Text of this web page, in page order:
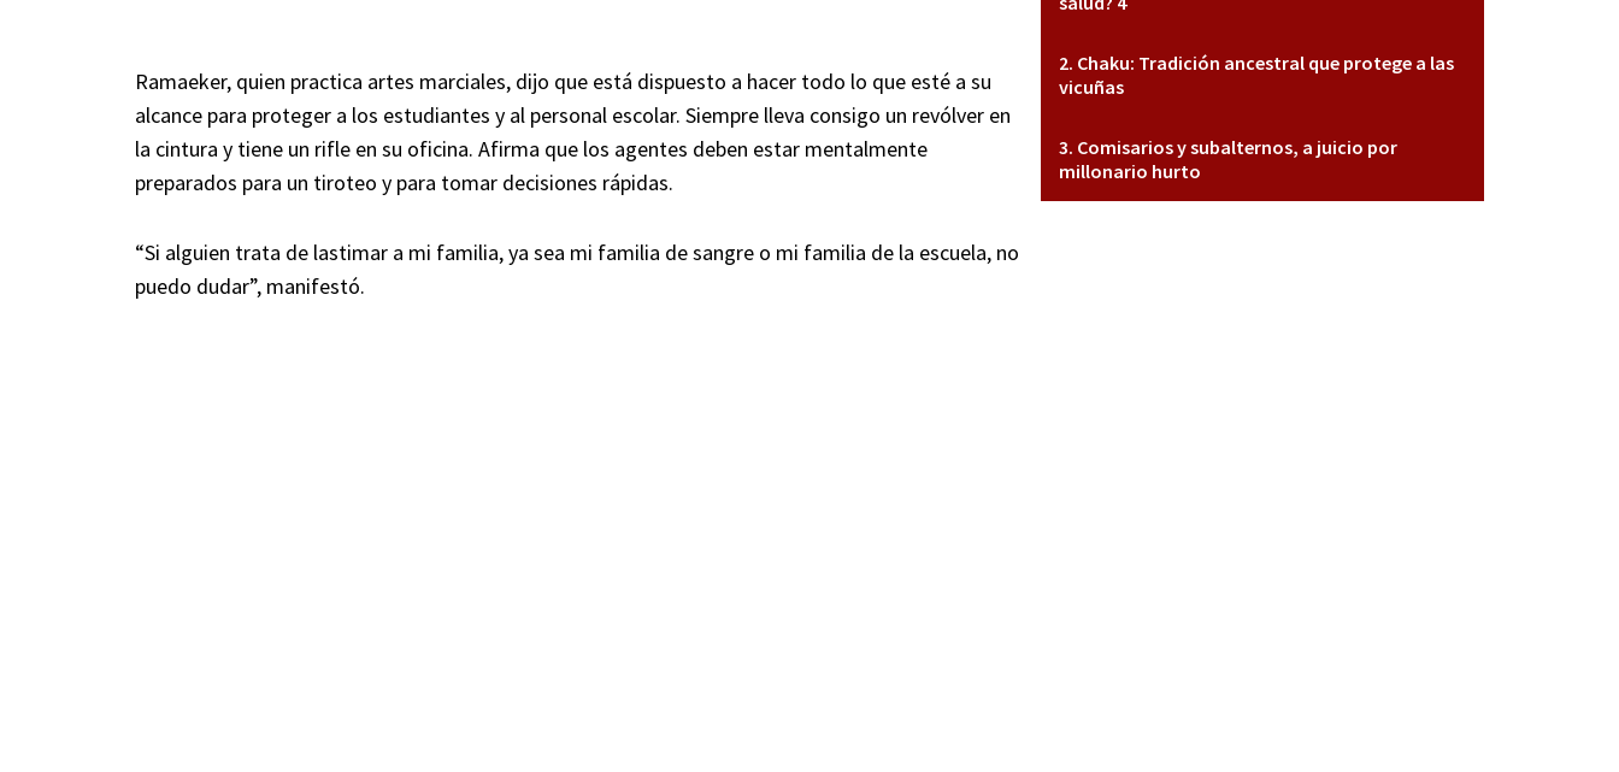
Ramaeker, quien practica artes marciales, dijo que está dispuesto a hacer todo lo que esté a su
alcance para proteger a los estudiantes y al personal escolar. Siempre lleva consigo un revólver en
la cintura y tiene un rifle en su oficina. Afirma que los agentes deben estar mentalmente
preparados para un tiroteo y para tomar decisiones rápidas.
“Si alguien trata de lastimar a mi familia, ya sea mi familia de sangre o mi familia de la escuela, no
puedo dudar”, manifestó.
Chaku: Tradición ancestral que protege a las
vicuñas
Comisarios y subalternos, a juicio por
millonario hurto